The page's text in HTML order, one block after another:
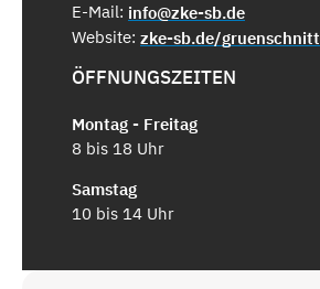
E-Mail: info@zke-sb.de
Website: zke-sb.de/gruenschnitt
ÖFFNUNGSZEITEN
Montag - Freitag
8 bis 18 Uhr
Samstag
10 bis 14 Uhr